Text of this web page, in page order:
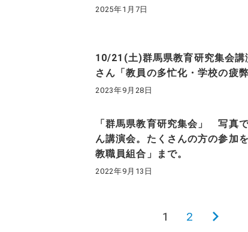
2025年1月7日
10/21(土)群馬県教育研究集会
さん「教員の多忙化・学校の疲
2023年9月28日
「群馬県教育研究集会」 写真
ん講演会。たくさんの方の参加
教職員組合」まで。
2022年9月13日
1 2
次